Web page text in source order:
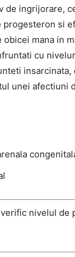
de ingrijorare,
si
mana in
cu
insarcinata,
unei afectiuni
nivelul de